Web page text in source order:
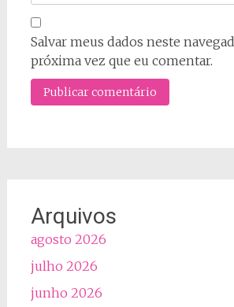
Salvar meus dados neste
próxima vez que eu comentar.
Arquivos
agosto 2026
julho 2026
junho 2026